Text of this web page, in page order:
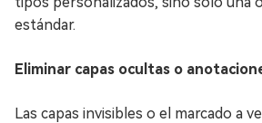
estándar.
Eliminar capas ocultas o
Las capas invisibles o el marcado a